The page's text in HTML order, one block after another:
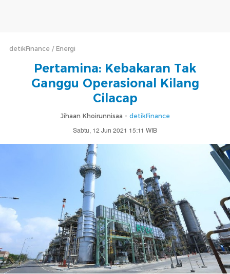
detikFinance Energi
Pertamina: Kebakaran Tak
Ganggu Operasional Kilang
Cilacap
Jihaan Khoirunnisaa - detikFinance
Sabtu, 12 Jun 2021 15:11 WIB